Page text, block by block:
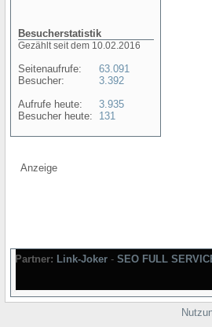
Besucherstatistik
Gezählt seit dem 10.02.2016
Seitenaufrufe:
Besucher:
Aufrufe heute:
Besucher heute:
63.091
3.392
3.935
131
Anzeige
Partner: Link-Joker - SEO FULL